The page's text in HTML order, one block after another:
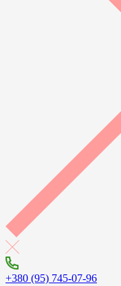
+380 (95) 745-07-96